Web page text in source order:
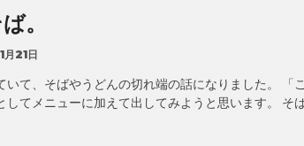
。
月21日
いて、そばやうどんの切れ端の話になりました。 「
してメニューに加えて出してみようと思います。 そ